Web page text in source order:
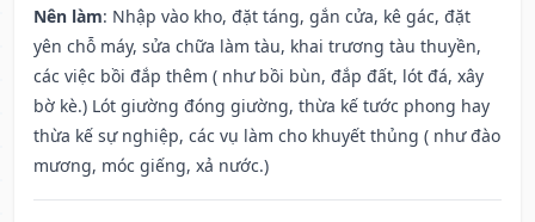
Nên làm: Nhập vào kho, đặt táng, gắn cửa, kê gác, đặt
yên chỗ máy, sửa chữa làm tàu, khai trương tàu thuyền,
các việc bồi đắp thêm ( như bồi bùn, đắp đất, lót đá, xây
bờ kè.) Lót giường đóng giường, thừa kế tước phong hay
thừa kế sự nghiệp, các vụ làm cho khuyết thủng ( như đào
mương, móc giếng, xả nước.)